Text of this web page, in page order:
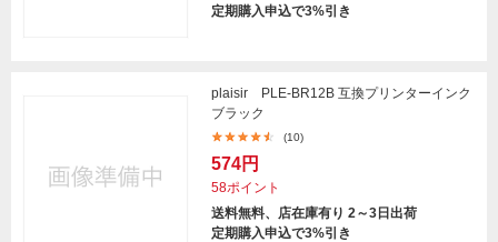
定期購入申込で3%引き
plaisir PLE-BR12B 互換プリンターインク
ブラック
(10)
574円
58ポイント
送料無料、店在庫有り 2～3日出荷
定期購入申込で3%引き